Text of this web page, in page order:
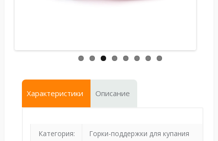
Характеристики Описание
Категория: Горки-поддержки для купания